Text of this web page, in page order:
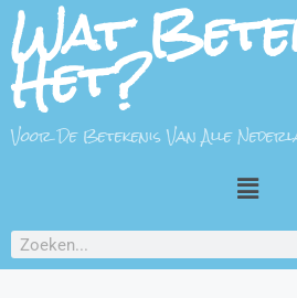
Wat
Het?
Voor De Betekenis Van Alle